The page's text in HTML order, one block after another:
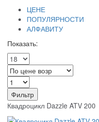
ЦЕНЕ
ПОПУЛЯРНОСТИ
АЛФАВИТУ
Показать:
Фильтр
Квадроцикл Dazzle ATV 200